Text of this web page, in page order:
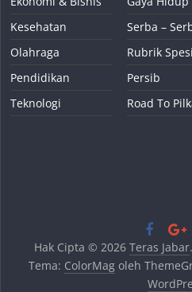
Kesehatan
Olahraga
Pendidikan
Teknologi
Serba –
Rubrik
Persib
Road To
Hak Cipta © 2026 Teras Jabar
Tema: ColorMagoleh